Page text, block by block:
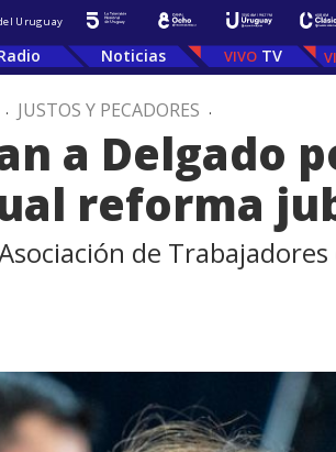
Uruguay
Noticias TV
. JUSTOS Y PECADORES .
a Delgado
reforma
de Trabajadores